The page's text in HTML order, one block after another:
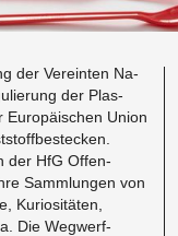
der Vere­in­ten Na­
der Plas­
Europäis­chen Union
der HfG Of­fen­
Samm­lun­gen von
Ku­riositäten,
Die Weg­w­erf­